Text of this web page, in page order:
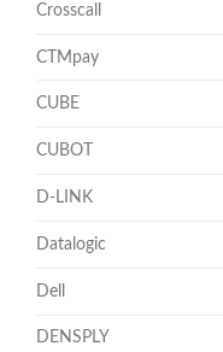
Crosscall
CTMpay
CUBE
CUBOT
D-LINK
Datalogic
Dell
DENSPLY